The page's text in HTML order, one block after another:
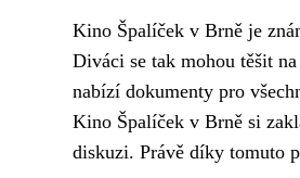
Kino Špalíček v Brně je
Diváci se tak mohou těšit
nabízí dokumenty pro
Kino Špalíček v Brně si
diskuzi. Právě díky tomuto